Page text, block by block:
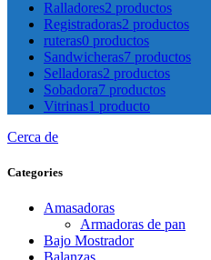
Ralladores2 productos
Registradoras2 productos
ruteras0 productos
Sandwicheras7 productos
Selladoras2 productos
Sobadora7 productos
Vitrinas1 producto
Cerca de
Categories
Amasadoras
Armadoras de pan
Bajo Mostrador